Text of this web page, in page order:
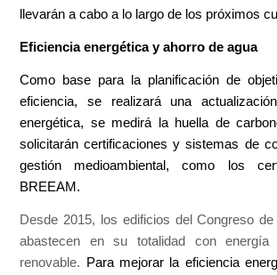
llevarán a cabo a lo largo de los próximos
Eficiencia energética y ahorro de agua
Como base para la planificación de
eficiencia, se realizará una
energética, se medirá la huella de
solicitarán certificaciones y sistemas de
gestión medioambiental, como los
BREEAM.
Desde 2015, los edificios del Congreso
abastecen en su totalidad con
renovable. Para mejorar la eficiencia